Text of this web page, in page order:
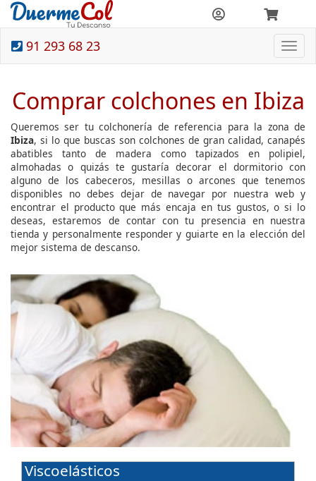
91 293 68 23
Comprar colchones en Ibiza
Queremos ser tu colchonería de referencia para la zona de
Ibiza, si lo que buscas son colchones de gran calidad, canapés
abatibles tanto de madera como tapizados en polipiel,
almohadas o quizás te gustaría decorar el dormitorio con
alguno de los cabeceros, mesillas o arcones que tenemos
disponibles no debes dejar de navegar por nuestra web y
encontrar el producto que más encaja en tus gustos, o si lo
deseas, estaremos de contar con tu presencia en nuestra
tienda y personalmente responder y guiarte en la elección del
mejor sistema de descanso.
Viscoelásticos